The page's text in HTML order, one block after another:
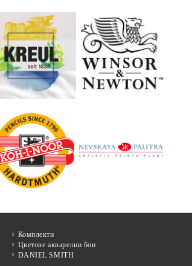
Комплекти
Цветове акварелни бои
DANIEL SMITH